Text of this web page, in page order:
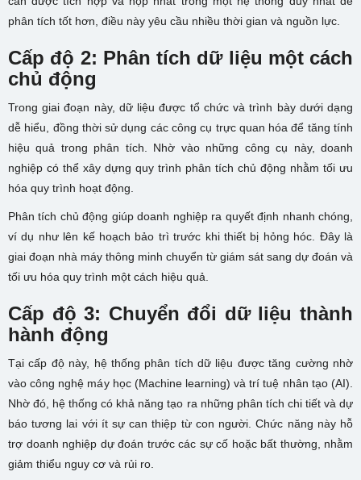
phân tích tốt hơn, điều này yêu cầu nhiều thời gian và nguồn lực.
Cấp độ 2: Phân tích dữ liệu một cách
chủ động
Trong giai đoạn này, dữ liệu được tổ chức và trình bày dưới dạng
dễ hiểu, đồng thời sử dụng các công cụ trực quan hóa để tăng tính
hiệu quả trong phân tích. Nhờ vào những công cụ này, doanh
nghiệp có thể xây dựng quy trình phân tích chủ động nhằm tối ưu
hóa quy trình hoạt động.
Phân tích chủ động giúp doanh nghiệp ra quyết định nhanh chóng,
ví dụ như lên kế hoạch bảo trì trước khi thiết bị hỏng hóc. Đây là
giai đoạn nhà máy thông minh chuyển từ giám sát sang dự đoán và
tối ưu hóa quy trình một cách hiệu quả.
Cấp độ 3: Chuyển đổi dữ liệu thành
hành động
Tại cấp độ này, hệ thống phân tích dữ liệu được tăng cường nhờ
vào công nghệ máy học (Machine learning) và trí tuệ nhân tạo (AI).
Nhờ đó, hệ thống có khả năng tạo ra những phân tích chi tiết và dự
báo tương lai với ít sự can thiệp từ con người. Chức năng này hỗ
trợ doanh nghiệp dự đoán trước các sự cố hoặc bất thường, nhằm
giảm thiểu nguy cơ và rủi ro.